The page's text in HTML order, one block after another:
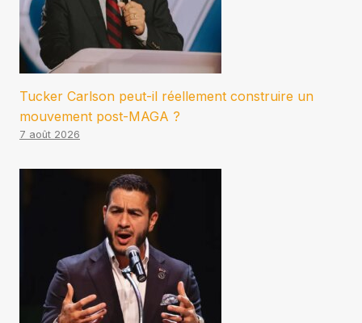
Tucker Carlson peut-il réellement construire un
mouvement post-MAGA ?
7 août 2026